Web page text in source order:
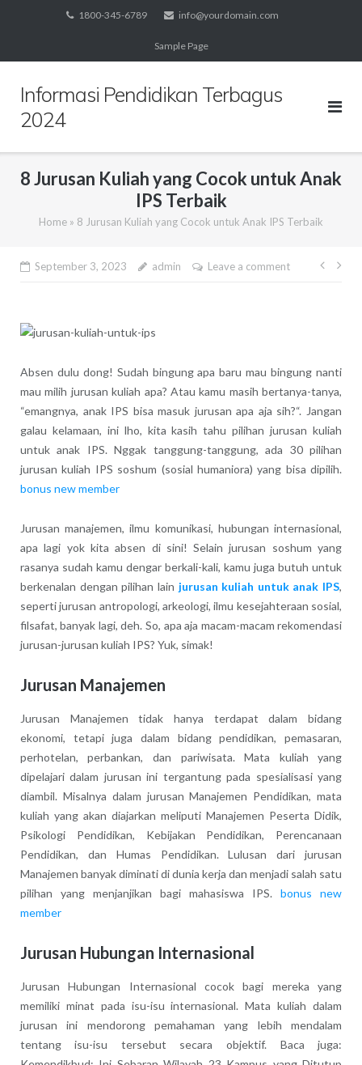
1800-345-6789 info@yourdomain.com
Sample Page
Informasi Pendidikan Terbagus
2024
8 Jurusan Kuliah yang Cocok untuk Anak
IPS Terbaik
Home » 8 Jurusan Kuliah yang Cocok untuk Anak IPS Terbaik
September 3, 2023 admin Leave a comment
Post
Absen dulu dong! Sudah bingung apa baru mau bingung nanti
mau milih jurusan kuliah apa? Atau kamu masih bertanya-tanya,
“emangnya, anak IPS bisa masuk jurusan apa aja sih?“. Jangan
galau kelamaan, ini lho, kita kasih tahu pilihan jurusan kuliah
untuk anak IPS. Nggak tanggung-tanggung, ada 30 pilihan
jurusan kuliah IPS soshum (sosial humaniora) yang bisa dipilih.
bonus new member
Jurusan manajemen, ilmu komunikasi, hubungan internasional,
apa lagi yok kita absen di sini! Selain jurusan soshum yang
rasanya sudah kamu dengar berkali-kali, kamu juga butuh untuk
berkenalan dengan pilihan lain jurusan kuliah untuk anak IPS,
seperti jurusan antropologi, arkeologi, ilmu kesejahteraan sosial,
filsafat, banyak lagi, deh. So, apa aja macam-macam rekomendasi
jurusan-jurusan kuliah IPS? Yuk, simak!
Jurusan Manajemen
Jurusan Manajemen tidak hanya terdapat dalam bidang
ekonomi, tetapi juga dalam bidang pendidikan, pemasaran,
perhotelan, perbankan, dan pariwisata. Mata kuliah yang
dipelajari dalam jurusan ini tergantung pada spesialisasi yang
diambil. Misalnya dalam jurusan Manajemen Pendidikan, mata
kuliah yang akan diajarkan meliputi Manajemen Peserta Didik,
Psikologi Pendidikan, Kebijakan Pendidikan, Perencanaan
Pendidikan, dan Humas Pendidikan. Lulusan dari jurusan
Manajemen banyak diminati di dunia kerja dan menjadi salah satu
pilihan yang menjanjikan bagi mahasiswa IPS.bonus new
member
Jurusan Hubungan Internasional
Jurusan Hubungan Internasional cocok bagi mereka yang
memiliki minat pada isu-isu internasional. Mata kuliah dalam
jurusan ini mendorong pemahaman yang lebih mendalam
tentang isu-isu tersebut secara objektif. Baca juga: